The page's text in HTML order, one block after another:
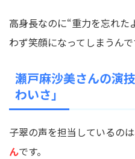
高身長なのに“重力を忘れた
わず笑顔になってしまうんで
瀬戸麻沙美さんの演
わいさ」
子翠の声を担当しているの
んです。